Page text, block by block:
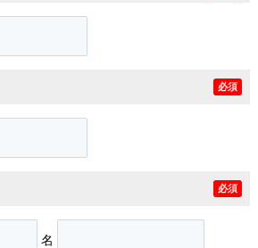
必須
必須
名